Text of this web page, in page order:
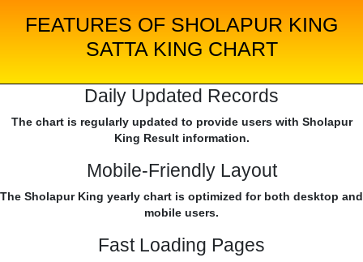
FEATURES OF SHOLAPUR KING
SATTA KING CHART
Daily Updated Records
The chart is regularly updated to provide users with Sholapur
King Result information.
Mobile-Friendly Layout
The Sholapur King yearly chart is optimized for both desktop and
mobile users.
Fast Loading Pages